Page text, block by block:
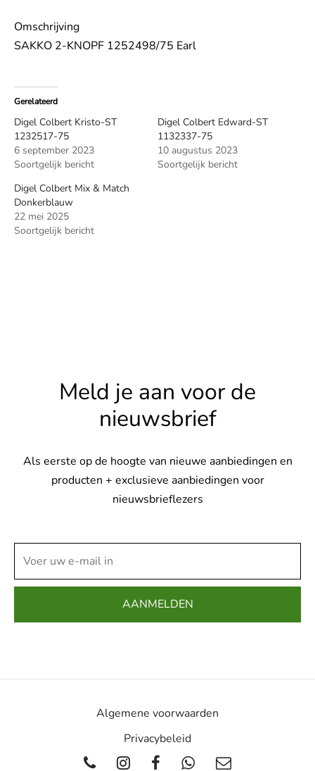
Omschrijving
SAKKO 2-KNOPF 1252498/75 Earl
Gerelateerd
Digel Colbert Kristo-ST
1232517-75
6 september 2023
Soortgelijk bericht
Digel Colbert Edward-ST
1132337-75
10 augustus 2023
Soortgelijk bericht
Digel Colbert Mix & Match
Donkerblauw
22 mei 2025
Soortgelijk bericht
Meld je aan voor de
nieuwsbrief
Als eerste op de hoogte van nieuwe aanbiedingen en
producten + exclusieve aanbiedingen voor
nieuwsbrieflezers
Algemene voorwaarden
Privacybeleid